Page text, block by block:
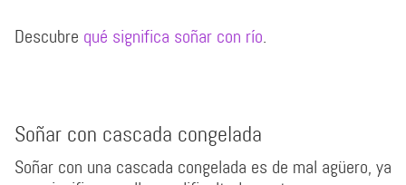
Descubre qué significa soñar con río.
Soñar con cascada congelada
Soñar con una cascada congelada es de mal agüero, ya